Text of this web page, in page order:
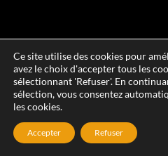
Ce site utilise des cookies pour
avez le choix d'accepter tous les
sélectionnant 'Refuser'. En
sélection, vous consentez
les cookies.
Accepter Refuser